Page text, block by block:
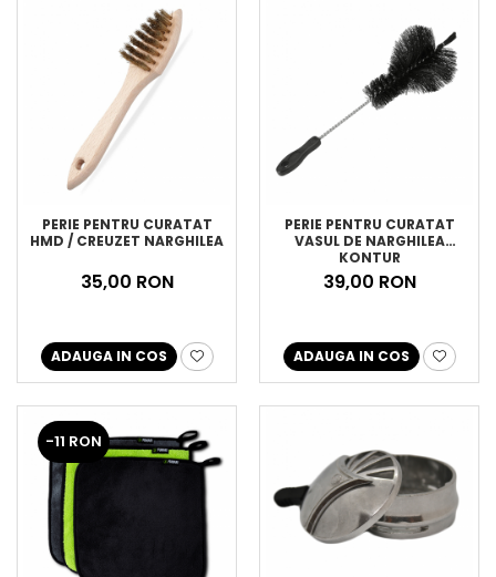
PERIE PENTRU CURATAT
HMD / CREUZET NARGHILEA
35,00 RON
ADAUGA IN COS
PERIE PENTRU CURATAT
VASUL DE NARGHILEA
KONTUR
39,00 RON
ADAUGA IN COS
-11 RON